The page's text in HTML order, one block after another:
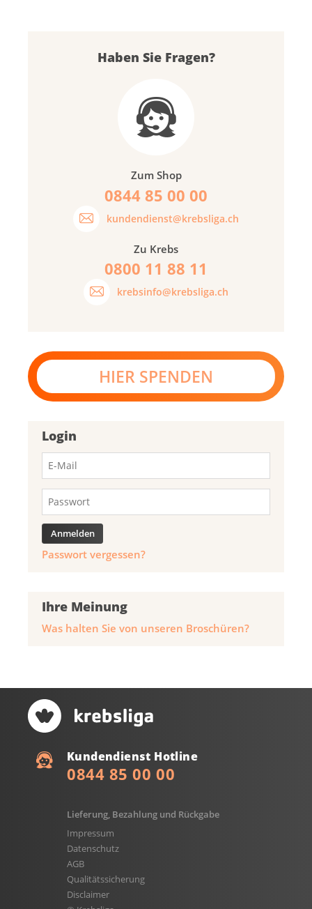
Haben Sie Fragen?
Zum Shop
0844 85 00 00
kundendienst@krebsliga.ch
Zu Krebs
0800 11 88 11
krebsinfo@krebsliga.ch
HIER SPENDEN
Login
Passwort vergessen?
Ihre Meinung
Was halten Sie von unseren Broschüren?
Kundendienst Hotline
0844 85 00 00
Lieferung, Bezahlung und Rückgabe
Impressum
Datenschutz
AGB
Qualitätssicherung
Disclaimer